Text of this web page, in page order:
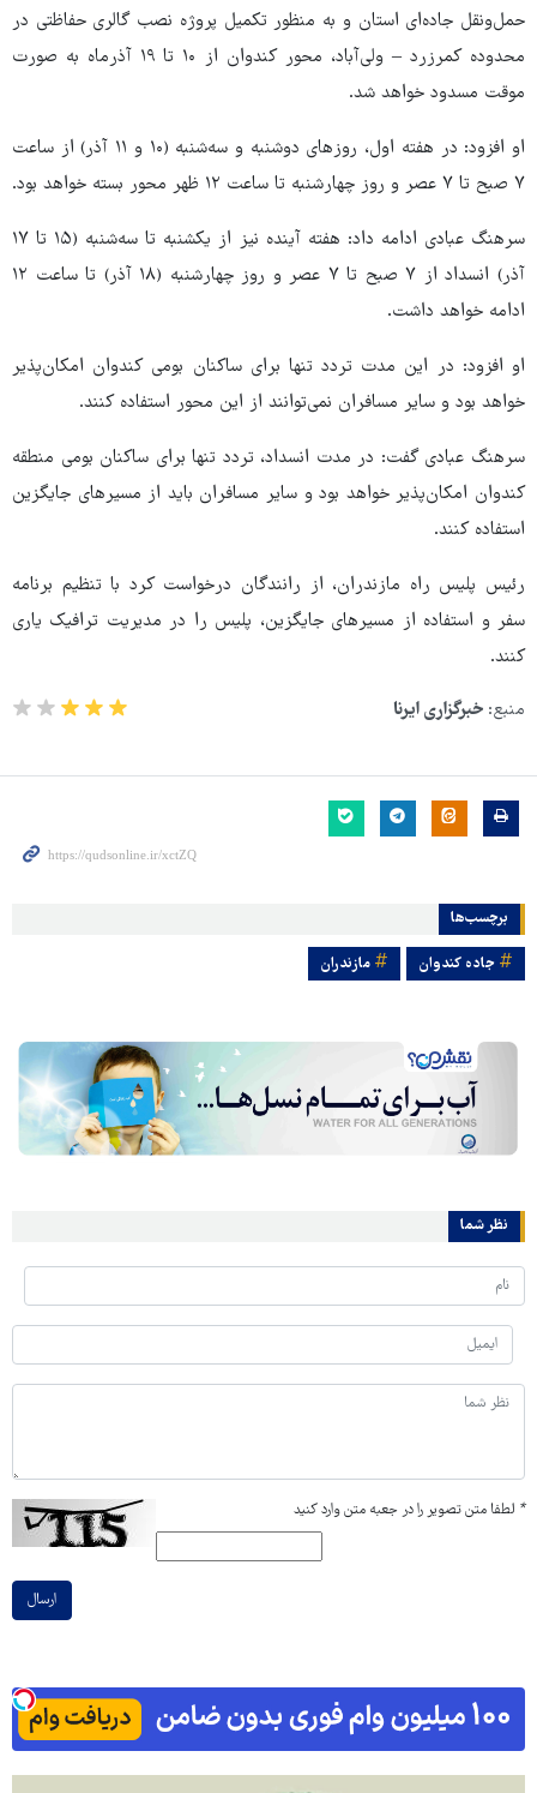
حمل‌ونقل جاده‌ای استان و به منظور تکمیل پروژه نصب گالری حفاظتی در
محدوده کمرزرد – ولی‌آباد، محور کندوان از ۱۰ تا ۱۹ آذرماه به صورت
موقت مسدود خواهد شد.
او افزود: در هفته اول، روزهای دوشنبه و سه‌شنبه (۱۰ و ۱۱ آذر) از ساعت
۷ صبح تا ۷ عصر و روز چهارشنبه تا ساعت ۱۲ ظهر محور بسته خواهد بود.
سرهنگ عبادی ادامه داد: هفته آینده نیز از یکشنبه تا سه‌شنبه (۱۵ تا ۱۷
آذر) انسداد از ۷ صبح تا ۷ عصر و روز چهارشنبه (۱۸ آذر) تا ساعت ۱۲
ادامه خواهد داشت.
او افزود: در این مدت تردد تنها برای ساکنان بومی کندوان امکان‌پذیر
خواهد بود و سایر مسافران نمی‌توانند از این محور استفاده کنند.
سرهنگ عبادی گفت: در مدت انسداد، تردد تنها برای ساکنان بومی منطقه
کندوان امکان‌پذیر خواهد بود و سایر مسافران باید از مسیرهای جایگزین
استفاده کنند.
رئیس پلیس راه مازندران، از رانندگان درخواست کرد با تنظیم برنامه
سفر و استفاده از مسیرهای جایگزین، پلیس را در مدیریت ترافیک یاری
کنند.
منبع: خبرگزاری ایرنا
برچسب‌ها
جاده کندوان مازندران
نظر شما
* لطفا متن تصویر را در جعبه متن وارد کنید
ارسال